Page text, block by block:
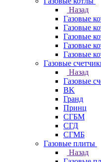
Назад
Газовые
Газовые
Газовые
Газовые
Газовые
Газовые
Назад
Газовые
BK
Гранд
Принц
СГБМ
СГД
СГМБ
Газовые плиты
Назад